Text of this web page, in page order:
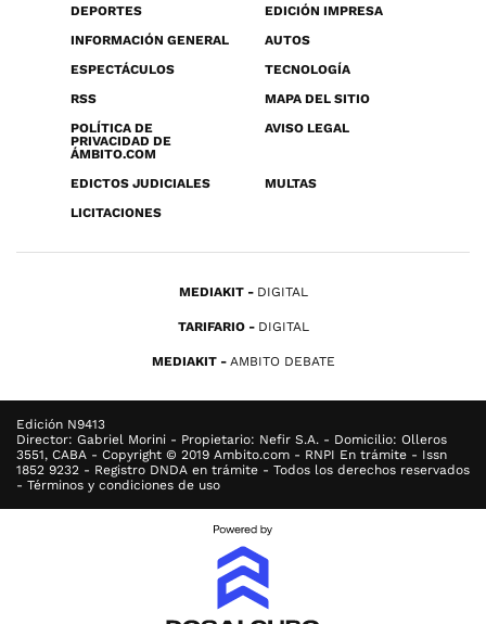
DEPORTES
EDICIÓN IMPRESA
INFORMACIÓN GENERAL
AUTOS
ESPECTÁCULOS
TECNOLOGÍA
RSS
MAPA DEL SITIO
POLÍTICA DE
PRIVACIDAD DE
ÁMBITO.COM
AVISO LEGAL
EDICTOS JUDICIALES
MULTAS
LICITACIONES
MEDIAKIT DIGITAL
TARIFARIO DIGITAL
MEDIAKIT AMBITO DEBATE
Edición N9413
Director: Gabriel Morini - Propietario: Nefir S.A. - Domicilio: Olleros
3551, CABA - Copyright © 2019 Ambito.com - RNPI En trámite - Issn
1852 9232 - Registro DNDA en trámite - Todos los derechos reservados
- Términos y condiciones de uso